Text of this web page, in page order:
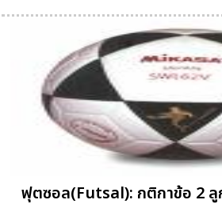
ฟุตซอล(Futsal): กติกาข้อ 2